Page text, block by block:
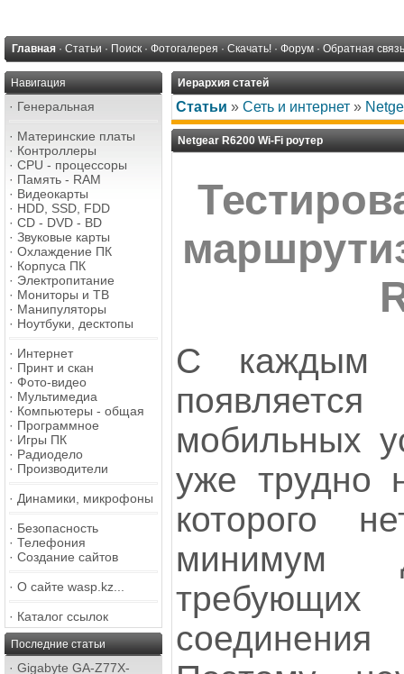
Главная · Статьи · Поиск · Фотогалерея · Скачать! · Форум · Обратная связь
Навигация
· Генеральная
· Материнские платы
· Контроллеры
· CPU - процессоры
· Память - RAM
· Видеокарты
· HDD, SSD, FDD
· CD - DVD - BD
· Звуковые карты
· Охлаждение ПК
· Корпуса ПК
· Электропитание
· Мониторы и ТВ
· Манипуляторы
· Ноутбуки, десктопы
· Интернет
· Принт и скан
· Фото-видео
· Мультимедиа
· Компьютеры - общая
· Программное
· Игры ПК
· Радиодело
· Производители
· Динамики, микрофоны
· Безопасность
· Телефония
· Создание сайтов
· О сайте wasp.kz...
· Каталог ссылок
Последние статьи
· Gigabyte GA-Z77X-
Иерархия статей
Статьи » Сеть и интернет »
Netgear R6200 Wi-Fi роутер
С каждым
мобильных
уже трудно
которого
минимум